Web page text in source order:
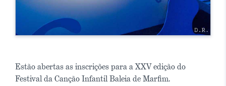
Estão abertas as inscrições para a XXV edição do
Festival da Canção Infantil Baleia de Marfim.